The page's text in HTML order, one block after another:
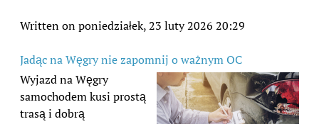
Written on poniedziałek, 23 luty 2026 20:29
Jadąc na Węgry nie zapomnij o ważnym OC
Wyjazd na Węgry
samochodem kusi prostą
trasą i dobrą